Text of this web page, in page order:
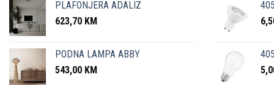
PLAFONJERA ADALIZ
623,70 KM
PODNA LAMPA ABBY
543,00 KM